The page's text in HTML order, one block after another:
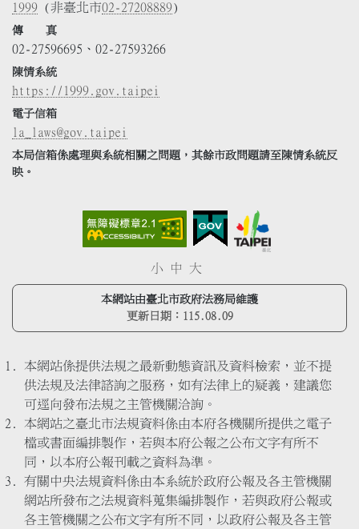
1999 (非臺北市02-27208889)
傳 真
02-27596695、02-27593266
陳情系統
https://1999.gov.taipei
電子信箱
la_laws@gov.taipei
本局信箱係處理與系統相關之問題，其餘市政問題請至陳情系統反
映。
小 中 大
本網站由臺北市政府法務局維護
更新日期： 115.08.09
本網站係提供法規之最新動態資訊及資料檢索，並不提
供法規及法律諮詢之服務，如有法律上的疑義，建議您
可逕向發布法規之主管機關洽詢。
本網站之臺北市法規資料係由本府各機關所提供之電子
檔或書面編排製作，若與本府公報之公布文字有所不
同，以本府公報刊載之資料為準。
有關中央法規資料係由本系統於政府公報及各主管機關
網站所發布之法規資料蒐集編排製作，若與政府公報或
各主管機關之公布文字有所不同，以政府公報及各主管